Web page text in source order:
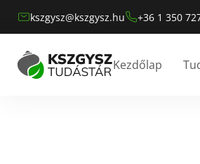
kszgysz@kszgysz.hu +36 1 350
Kezdőlap